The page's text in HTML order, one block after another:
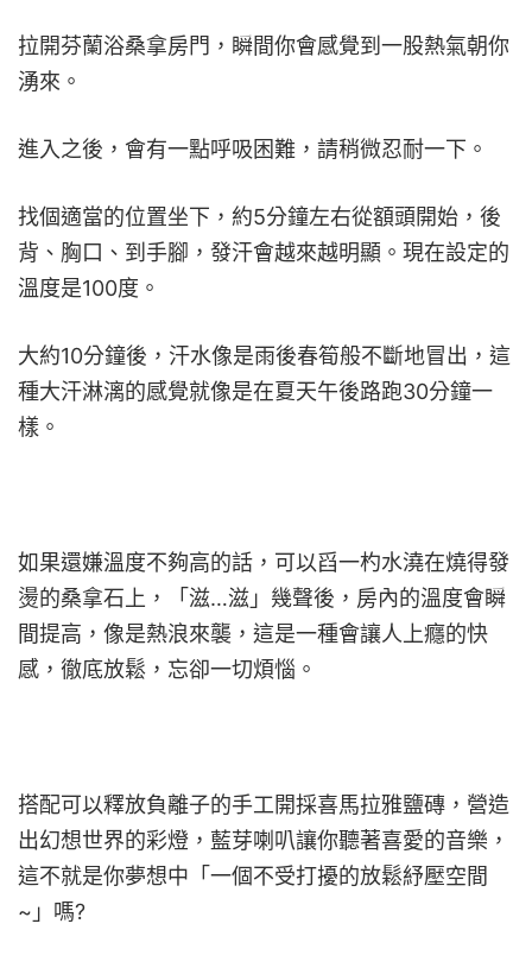
拉開芬蘭浴桑拿房門，瞬間你會感覺到一股熱氣朝你
湧來。
進入之後，會有一點呼吸困難，請稍微忍耐一下。
找個適當的位置坐下，約5分鐘左右從額頭開始，後
背、胸口、到手腳，發汗會越來越明顯。現在設定的
溫度是100度。
大約10分鐘後，汗水像是雨後春筍般不斷地冒出，這
種大汗淋漓的感覺就像是在夏天午後路跑30分鐘一
樣。
如果還嫌溫度不夠高的話，可以舀一杓水澆在燒得發
燙的桑拿石上，「滋…滋」幾聲後，房內的溫度會瞬
間提高，像是熱浪來襲，這是一種會讓人上癮的快
感，徹底放鬆，忘卻一切煩惱。
搭配可以釋放負離子的手工開採喜馬拉雅鹽磚，營造
出幻想世界的彩燈，藍芽喇叭讓你聽著喜愛的音樂，
這不就是你夢想中「一個不受打擾的放鬆紓壓空間
~」嗎?